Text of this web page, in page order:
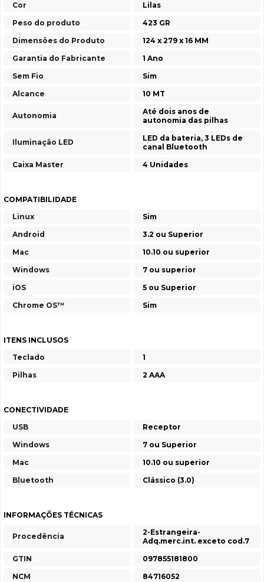
Cor
Lilas
Peso do produto
423 GR
Dimensões do Produto
124 x 279 x 16 MM
Garantia do Fabricante
1 Ano
Sem Fio
Sim
Alcance
10 MT
Autonomia
Até dois anos de
autonomia das pilhas
Iluminação LED
LED da bateria, 3 LEDs de
canal Bluetooth
Caixa Master
4 Unidades
COMPATIBILIDADE
Linux
Sim
Android
3.2 ou Superior
Mac
10.10 ou superior
Windows
7 ou superior
iOS
5 ou Superior
Chrome OS™
Sim
ITENS INCLUSOS
Teclado
1
Pilhas
2 AAA
CONECTIVIDADE
USB
Receptor
Windows
7 ou Superior
Mac
10.10 ou superior
Bluetooth
Clássico (3.0)
INFORMAÇÕES TÉCNICAS
Procedência
2-Estrangeira-
Adq.merc.int. exceto cod.7
GTIN
097855181800
NCM
84716052